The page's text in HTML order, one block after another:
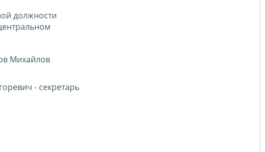
должности
Михайлов
- секретарь